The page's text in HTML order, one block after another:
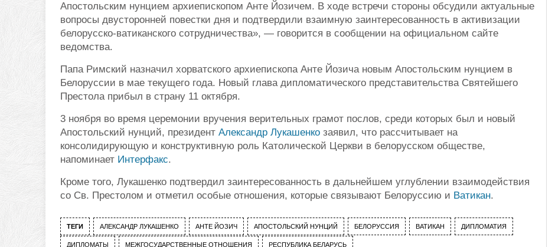
Апостольским нунцием архиепископом Анте Йозичем. В ходе встречи стороны обсудили актуальные
вопросы двусторонней повестки дня и подтвердили взаимную заинтересованность в активизации
белорусско-ватиканского сотрудничества», — говорится в сообщении на официальном сайте
ведомства.
Папа Римский назначил хорватского архиепископа Анте Йозича новым Апостольским нунцием в
Белоруссии в мае текущего года. Новый глава дипломатического представительства Святейшего
Престола прибыл в страну 11 октября.
3 ноября во время церемонии вручения верительных грамот послов, среди которых был и новый
Апостольский нунций, президент Александр Лукашенко заявил, что рассчитывает на
консолидирующую и конструктивную роль Католической Церкви в белорусском обществе,
напоминает Интерфакс.
Кроме того, Лукашенко подтвердил заинтересованность в дальнейшем углублении взаимодействия
со Св. Престолом и отметил особые отношения, которые связывают Белоруссию и Ватикан.
ТЕГИ АЛЕКСАНДР ЛУКАШЕНКО АНТЕ ЙОЗИЧ АПОСТОЛЬСКИЙ НУНЦИЙ БЕЛОРУССИЯ ВАТИКАН ДИПЛОМАТИЯ
ДИПЛОМАТЫ МЕЖГОСУДАРСТВЕННЫЕ ОТНОШЕНИЯ РЕСПУБЛИКА БЕЛАРУСЬ